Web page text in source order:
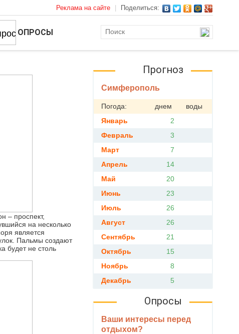
Реклама на сайте Поделиться:
ОПРОСЫ
– проспект,
на несколько
является
Пальмы создают
будет не столь
Прогноз
Симферополь
Погода: днем
воды
Январь
2
Февраль
3
Март
7
Апрель
14
Май
20
Июнь
23
Июль
26
Август
26
Сентябрь
21
Октябрь
15
Ноябрь
8
Декабрь
5
Опросы
Ваши интересы перед
отдыхом?